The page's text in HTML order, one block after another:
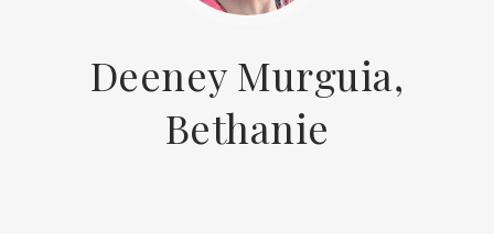
Deeney Murguia,
Bethanie